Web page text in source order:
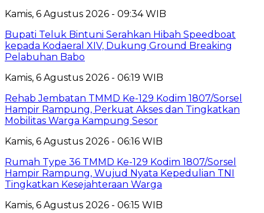
Kamis, 6 Agustus 2026 - 09:34 WIB
Bupati Teluk Bintuni Serahkan Hibah Speedboat
kepada Kodaeral XIV, Dukung Ground Breaking
Pelabuhan Babo
Kamis, 6 Agustus 2026 - 06:19 WIB
Rehab Jembatan TMMD Ke-129 Kodim 1807/Sorsel
Hampir Rampung, Perkuat Akses dan Tingkatkan
Mobilitas Warga Kampung Sesor
Kamis, 6 Agustus 2026 - 06:16 WIB
Rumah Type 36 TMMD Ke-129 Kodim 1807/Sorsel
Hampir Rampung, Wujud Nyata Kepedulian TNI
Tingkatkan Kesejahteraan Warga
Kamis, 6 Agustus 2026 - 06:15 WIB